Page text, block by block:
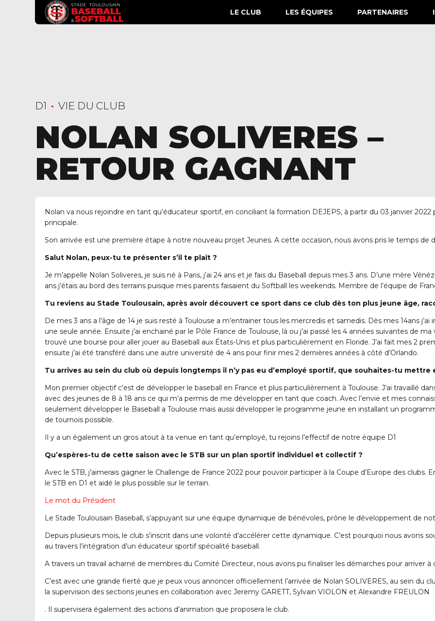
LE CLUB LES ÉQUIPES PARTENAIRES
D1 VIE DU CLUB
NOLAN SOLIVERES –
RETOUR GAGNANT
Nolan va nous rejoindre en tant qu’éducateur sportif, en conciliant la formation DEJEPS, à partir du 03 janvier
principale.
Son arrivée est une première étape à notre nouveau projet Jeunes. A cette occasion, nous avons pris le temps de
Salut Nolan, peux-tu te présenter s’il te plaît ?
Je m’appelle Nolan Soliveres, je suis né à Paris, j’ai 24 ans et je fais du Baseball depuis mes 3 ans. D’une mère
ans j’étais au bord des terrains puisque mes parents faisaient du Softball les weekends. Membre de l’équipe de
Tu reviens au Stade Toulousain, après avoir découvert ce sport dans ce club dès ton plus jeune âge,
De mes 3 ans a l’âge de 14 je suis resté à Toulouse a m’entrainer tous les mercredis et samedis. Dès mes 14ans
une seule année. Ensuite j’ai enchainé par le Pôle France de Toulouse, là ou j’ai passé les 4 années suivantes de ma
trouvé une bourse pour aller jouer au Baseball aux États-Unis et plus particulièrement en Floride. J’ai fait mes 2
ensuite j’ai été transféré dans une autre université de 4 ans pour finir mes 2 dernières années à côté d’Orlando.
Tu arrives au sein du club où depuis longtemps il n’y pas eu d’employé sportif, que souhaites-tu mettre
Mon premier objectif c’est de développer le baseball en France et plus particulièrement à Toulouse. J’ai travaillé
avec des jeunes de 8 à 18 ans ce qui m’a permis de me développer en tant que coach. Avec l’envie et mes
seulement développer le Baseball a Toulouse mais aussi développer le programme jeune en installant un
de tournois possible.
Il y a un également un gros atout à ta venue en tant qu’employé, tu rejoins l’effectif de notre équipe D1
Qu’espères-tu de cette saison avec le STB sur un plan sportif individuel et collectif ?
Avec le STB, j’aimerais gagner le Challenge de France 2022 pour pouvoir participer à la Coupe d’Europe des clubs.
le STB en D1 et aidé le plus possible sur le terrain.
Le mot du Président
Le Stade Toulousain Baseball, s’appuyant sur une équipe dynamique de bénévoles, prône le développement de
Depuis plusieurs mois, le club s’inscrit dans une volonté d’accélérer cette dynamique. C’est pourquoi nous avons
au travers l’intégration d’un éducateur sportif spécialité baseball.
A travers un travail acharné de membres du Comité Directeur, nous avons pu finaliser les démarches pour arriver à
C’est avec une grande fierté que je peux vous annoncer officiellement l’arrivée de Nolan SOLIVERES, au sein du
la supervision des sections jeunes en collaboration avec Jeremy GARETT, Sylvain VIOLON et Alexandre FREULON
. Il supervisera également des actions d’animation que proposera le club.